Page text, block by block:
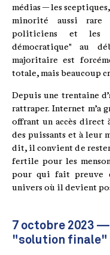
médias — les
minorité aussi rare
politiciens et les
démocratique" au
majoritaire est
totale, mais beaucoup
Depuis une trentaine
rattraper. Internet m’a
offrant un accès direct
des puissants et à leur
dit, il convient de
fertile pour les
pour qui fait preuve
univers où il devient
7 octobre 2023
"solution finale"